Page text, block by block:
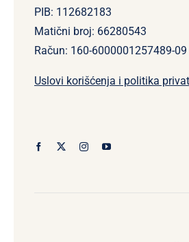
PIB: 112682183
Matični broj: 66280543
Račun: 160-6000001257489-09
Uslovi korišćenja i politika